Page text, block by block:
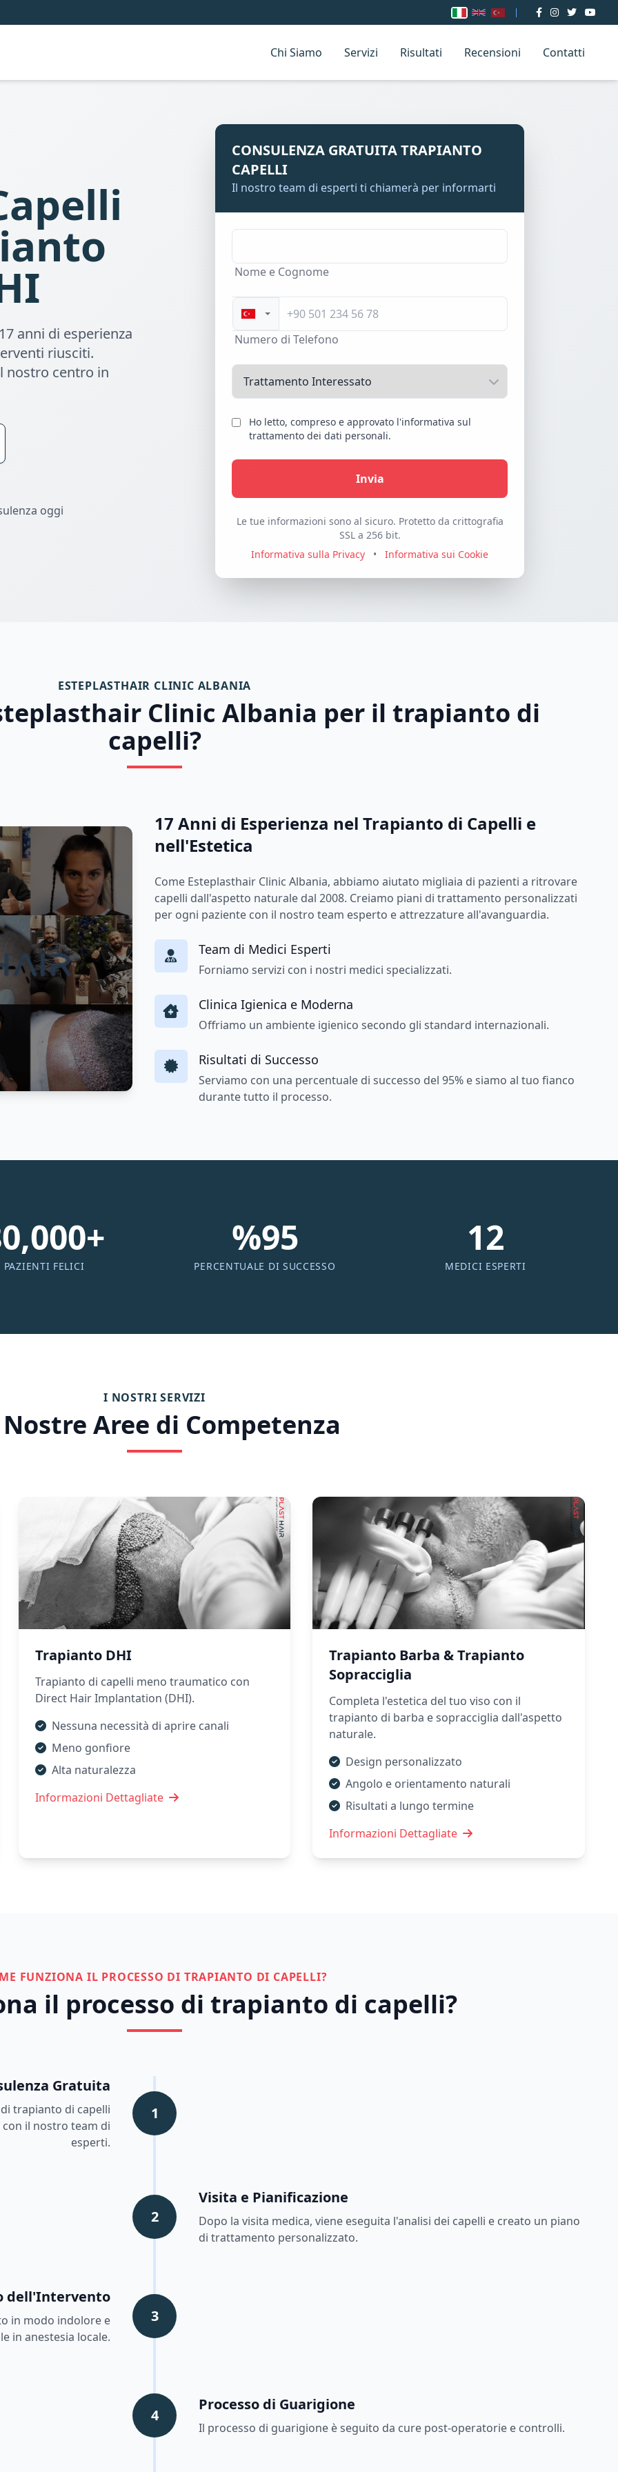
Chi Siamo Servizi Risultati Recensioni Contatti
anni di esperienza
riusciti.
nostro centro in
oggi
CONSULENZA GRATUITA TRAPIANTO
CAPELLI
Il nostro team di esperti ti chiamerà per informarti
Nome e Cognome
Numero di Telefono
Ho letto, compreso e approvato l'informativa sul
trattamento dei dati personali.
Invia
Le tue informazioni sono al sicuro. Protetto da crittografia
SSL a 256 bit.
Informativa sulla Privacy
• Informativa sui Cookie
ESTEPLASTHAIR CLINIC ALBANIA
Clinic Albania per il trapianto di
capelli?
17 Anni di Esperienza nel Trapianto di Capelli e
nell'Estetica
Come Esteplasthair Clinic Albania, abbiamo aiutato migliaia di pazienti a ritrovare
capelli dall'aspetto naturale dal 2008. Creiamo piani di trattamento personalizzati
per ogni paziente con il nostro team esperto e attrezzature all'avanguardia.
Team di Medici Esperti
Forniamo servizi con i nostri medici specializzati.
Clinica Igienica e Moderna
Offriamo un ambiente igienico secondo gli standard internazionali.
Risultati di Successo
Serviamo con una percentuale di successo del 95% e siamo al tuo fianco
durante tutto il processo.
PAZIENTI FELICI
%95
PERCENTUALE DI SUCCESSO
12
MEDICI ESPERTI
I NOSTRI SERVIZI
Nostre Aree di Competenza
Trapianto DHI
Trapianto di capelli meno traumatico con
Direct Hair Implantation (DHI).
Nessuna necessità di aprire canali
Meno gonfiore
Alta naturalezza
Informazioni Dettagliate
Trapianto Barba & Trapianto
Sopracciglia
Completa l'estetica del tuo viso con il
trapianto di barba e sopracciglia dall'aspetto
naturale.
Design personalizzato
Angolo e orientamento naturali
Risultati a lungo termine
Informazioni Dettagliate
FUNZIONA IL PROCESSO DI TRAPIANTO DI CAPELLI?
il processo di trapianto di capelli?
Gratuita
trapianto di capelli
il nostro team di
esperti.
1
2
Visita e Pianificazione
Dopo la visita medica, viene eseguita l'analisi dei capelli e creato un piano
di trattamento personalizzato.
dell'Intervento
in modo indolore e
in anestesia locale.
3
4
Processo di Guarigione
Il processo di guarigione è seguito da cure post-operatorie e controlli.